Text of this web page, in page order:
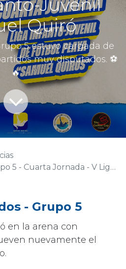
Juvenil
Quiró
5 estuvo cargada de
muy disputados. ⚽
🔥
- V Liga Infanto-Juvenil Samuel Quiró
- Grupo 5
en la arena con
nuevamente el